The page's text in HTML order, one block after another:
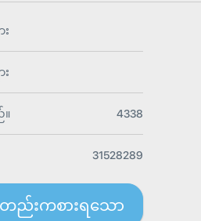
။ 4338
31528289
းကစားရသော